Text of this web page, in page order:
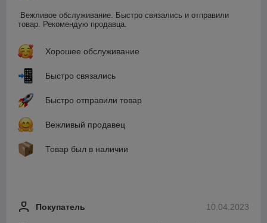
Вежливое обслуживание. Быстро связались и отправили
товар. Рекомендую продавца.
Хорошее обслуживание
Быстро связались
Быстро отправили товар
Вежливый продавец
Товар был в наличии
10.04.2023
Покупатель